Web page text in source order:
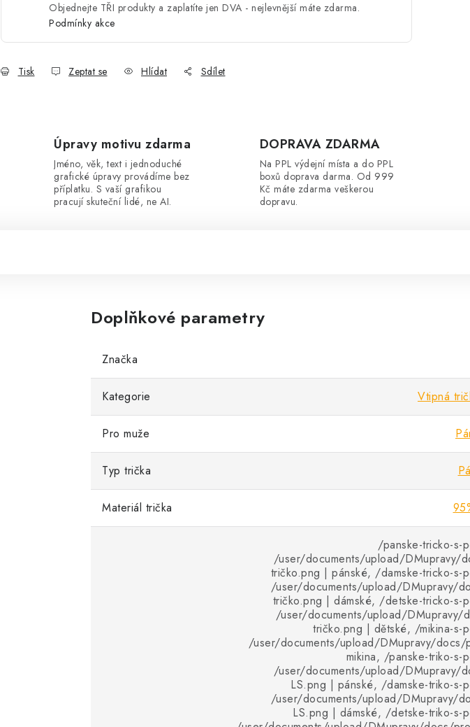
Objednejte TŘI produkty a zaplatíte jen DVA - nejlevnější máte zdarma.
Podmínky akce
Tisk Zeptat se Hlídat Sdílet
Úpravy motivu zdarma
Jméno, věk, text i jednoduché
grafické úpravy provádíme bez
příplatku. S vaší grafikou
pracují skuteční lidé, ne AI.
DOPRAVA ZDARMA
Na PPL výdejní místa a do PPL
boxů doprava darma. Od 999
Kč máte zdarma veškerou
dopravu.
Doplňkové parametry
Značka
Kategorie Vtipná
Pro muže
Typ trička
Materiál trička
/panske-tricko-s-
/user/documents/upload/DMupravy/
tričko.png | pánské, /damske-tricko-s-
/user/documents/upload/DMupravy/
tričko.png | dámské, /detske-tricko-s-
/user/documents/upload/DMupravy/
tričko.png | dětské, /mikina-s-
/user/documents/upload/DMupravy/docs/
mikina, /panske-triko-s-
/user/documents/upload/DMupravy/
LS.png | pánské, /damske-triko-s-
/user/documents/upload/DMupravy/
LS.png | dámské, /detske-triko-s-